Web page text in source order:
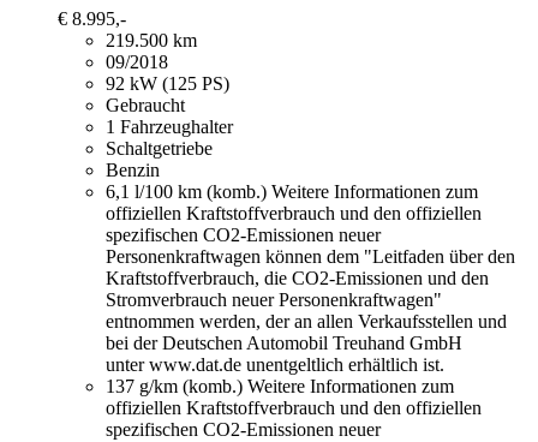
€ 8.995,-
219.500 km
09/2018
92 kW (125 PS)
Gebraucht
1 Fahrzeughalter
Schaltgetriebe
Benzin
6,1 l/100 km (komb.) Weitere Informationen zum
offiziellen Kraftstoffverbrauch und den offiziellen
spezifischen CO2-Emissionen neuer
Personenkraftwagen können dem "Leitfaden über den
Kraftstoffverbrauch, die CO2-Emissionen und den
Stromverbrauch neuer Personenkraftwagen"
entnommen werden, der an allen Verkaufsstellen und
bei der Deutschen Automobil Treuhand GmbH
unter www.dat.de unentgeltlich erhältlich ist.
137 g/km (komb.) Weitere Informationen zum
offiziellen Kraftstoffverbrauch und den offiziellen
spezifischen CO2-Emissionen neuer